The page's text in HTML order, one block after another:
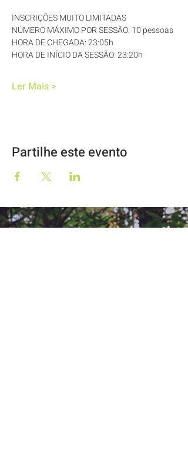
INSCRIÇÕES MUITO LIMITADAS
NÚMERO MÁXIMO POR SESSÃO: 10 pessoas
HORA DE CHEGADA: 23:05h
HORA DE INÍCIO DA SESSÃO: 23:20h
Ler Mais >
Partilhe este evento
Geo2Go, Lda